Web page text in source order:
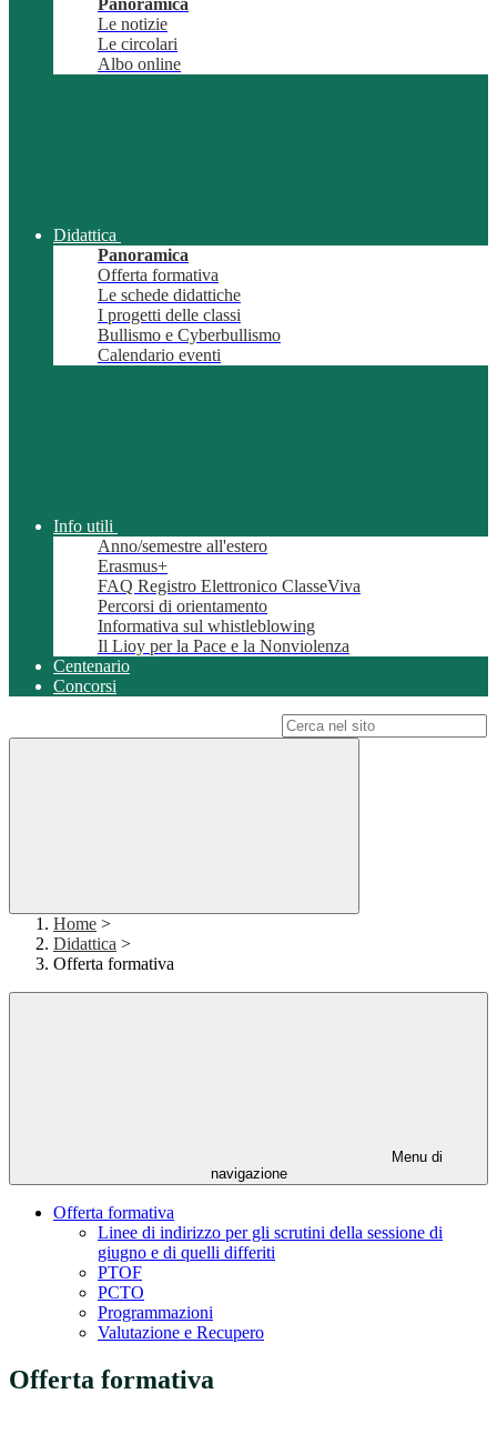
Panoramica
Le notizie
Le circolari
Albo online
Didattica
Panoramica
Offerta formativa
Le schede didattiche
I progetti delle classi
Bullismo e Cyberbullismo
Calendario eventi
Info utili
Anno/semestre all'estero
Erasmus+
FAQ Registro Elettronico ClasseViva
Percorsi di orientamento
Informativa sul whistleblowing
Il Lioy per la Pace e la Nonviolenza
Centenario
Concorsi
Home >
Didattica >
Offerta formativa
Menu di
navigazione
Offerta formativa
Linee di indirizzo per gli scrutini della sessione di
giugno e di quelli differiti
PTOF
PCTO
Programmazioni
Valutazione e Recupero
Offerta formativa